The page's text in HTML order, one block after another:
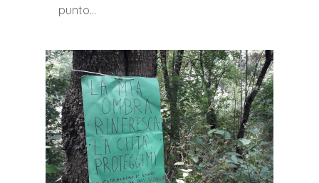
punto…
0